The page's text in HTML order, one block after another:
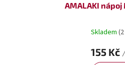
AMALAKI nápoj
Skladem
155 Kč